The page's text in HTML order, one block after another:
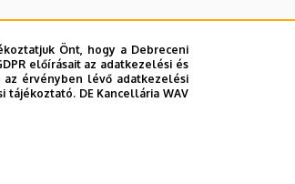
Önt, hogy a Debreceni
előírásait az adatkezelési és
érvényben lévő adatkezelési
tájékoztató. DE Kancellária WAV